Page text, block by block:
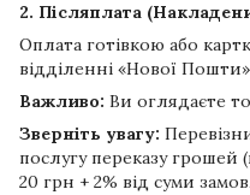
2. Післяплата
Оплата готівкою або
відділенні «Нової
Важливо: Ви оглядаєте
Зверніть увагу:
послугу переказу
20 грн + 2% від суми